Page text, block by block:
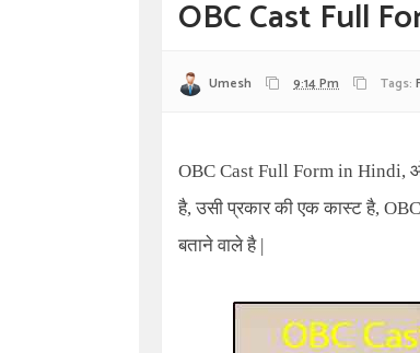
OBC Cast Full
Umesh 9:14 Pm Tags:
OBC Cast Full Form in Hindi,
है, उसी प्रकार की एक कास्ट है,
बताने वाले है |